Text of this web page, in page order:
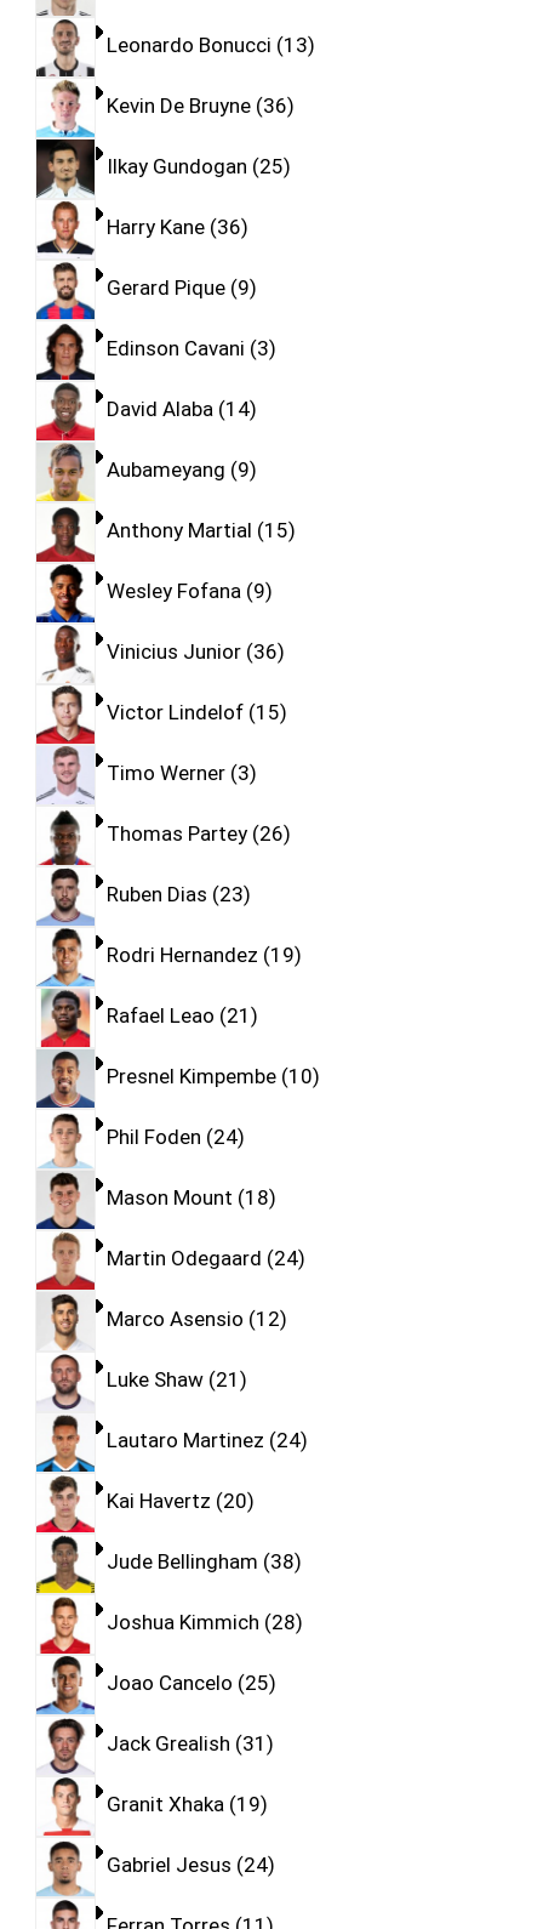
Leonardo Bonucci 13
Kevin De Bruyne 36
Ilkay Gundogan 25
Harry Kane 36
Gerard Pique 9
Edinson Cavani 3
David Alaba 14
Aubameyang 9
Anthony Martial 15
Wesley Fofana 9
Vinicius Junior 36
Victor Lindelof 15
Timo Werner 3
Thomas Partey 26
Ruben Dias 23
Rodri Hernandez 19
Rafael Leao 21
Presnel Kimpembe 10
Phil Foden 24
Mason Mount 18
Martin Odegaard 24
Marco Asensio 12
Luke Shaw 21
Lautaro Martinez 24
Kai Havertz 20
Jude Bellingham 38
Joshua Kimmich 28
Joao Cancelo 25
Jack Grealish 31
Granit Xhaka 19
Gabriel Jesus 24